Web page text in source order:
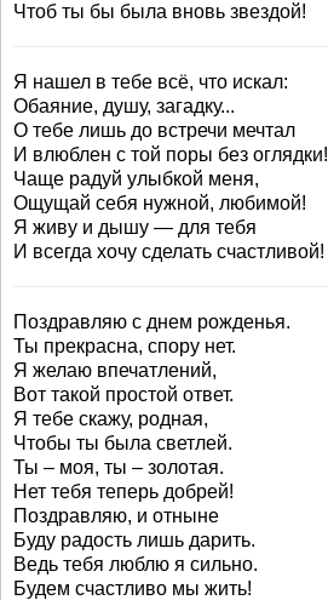
Чтоб ты бы была вновь звездой!
Я нашел в тебе всё, что искал:
Обаяние, душу, загадку...
О тебе лишь до встречи мечтал
И влюблен с той поры без оглядки!
Чаще радуй улыбкой меня,
Ощущай себя нужной, любимой!
Я живу и дышу — для тебя
И всегда хочу сделать счастливой!
Поздравляю с днем рожденья.
Ты прекрасна, спору нет.
Я желаю впечатлений,
Вот такой простой ответ.
Я тебе скажу, родная,
Чтобы ты была светлей.
Ты – моя, ты – золотая.
Нет тебя теперь добрей!
Поздравляю, и отныне
Буду радость лишь дарить.
Ведь тебя люблю я сильно.
Будем счастливо мы жить!